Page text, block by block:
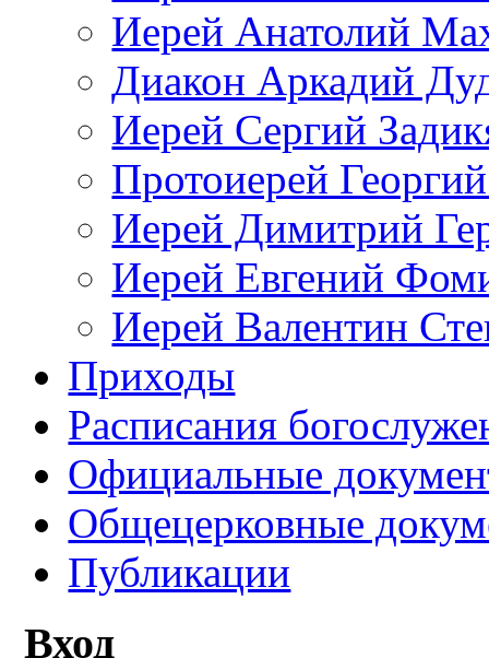
Иерей Анатолий
Диакон Аркадий
Иерей Сергий
Протоиерей
Иерей Димитрий
Иерей Евгений
Иерей Валентин
Приходы
Расписания
Официальные
Общецерковные
Публикации
Вход